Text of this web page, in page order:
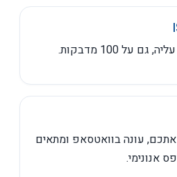
100 מדבקות.
עונה בוואטסאפ ומתאים
אנונימי.